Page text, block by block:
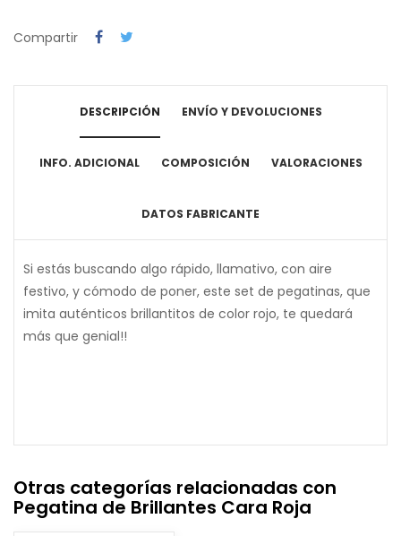
Compartir
DESCRIPCIÓN ENVÍO Y DEVOLUCIONES
INFO. ADICIONAL COMPOSICIÓN VALORACIONES
DATOS FABRICANTE
Si estás buscando algo rápido, llamativo, con aire
festivo, y cómodo de poner, este set de pegatinas, que
imita auténticos brillantitos de color rojo, te quedará
más que genial!!
Otras categorías relacionadas con
Pegatina de Brillantes Cara Roja